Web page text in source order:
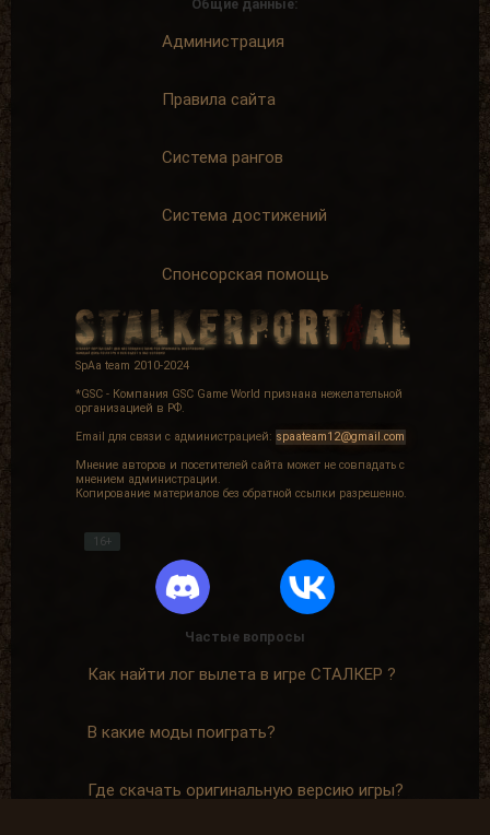
Общие данные:
Администрация
Правила сайта
Система рангов
Система достижений
Спонсорская помощь
SpAa team 2010-2024
*GSC - Компания GSC Game World признана нежелательной
организацией в РФ.
Email для связи с администрацией: spaateam12@gmail.com
Мнение авторов и посетителей сайта может не совпадать с
мнением администрации.
Копирование материалов без обратной ссылки разрешенно.
16+
Частые вопросы
Как найти лог вылета в игре СТАЛКЕР ?
В какие моды поиграть?
Где скачать оригинальную версию игры?